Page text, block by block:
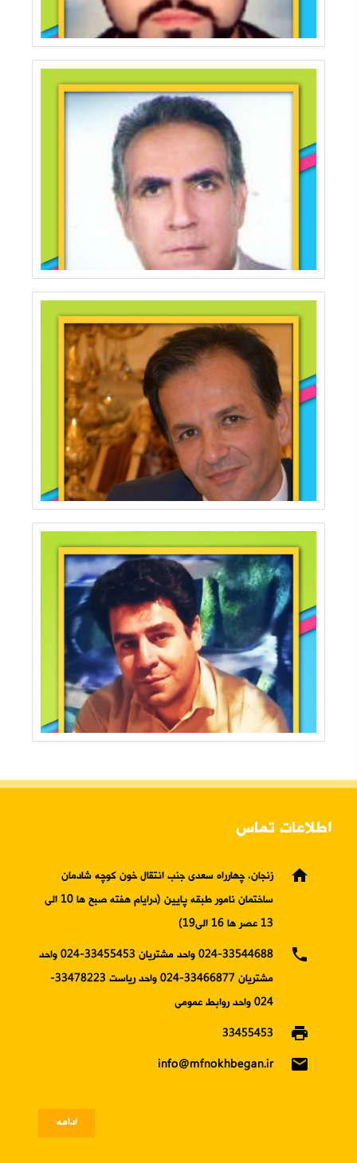
اطلاعات تماس
home
زنجان، چهارراه سعدی جنب انتقال خون کوچه شادمان
ساختمان نامور طبقه پایین (درایام هفته صبح ها 10 الی
13 عصر ها 16 الی19)
phone
024-33544688 واحد مشتریان 33455453-024 واحد
مشتریان 33466877-024 واحد ریاست 33478223-
024 واحد روابط عمومی
print
33455453
email
info@mfnokhbegan.ir
ادامه